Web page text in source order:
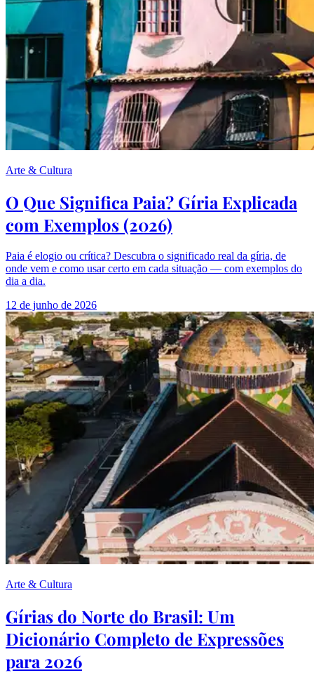
Arte & Cultura
O Que Significa Paia? Gíria Explicada
com Exemplos (2026)
Paia é elogio ou crítica? Descubra o significado real da gíria, de
onde vem e como usar certo em cada situação — com exemplos do
dia a dia.
12 de junho de 2026
Arte & Cultura
Gírias do Norte do Brasil: Um
Dicionário Completo de Expressões
para 2026